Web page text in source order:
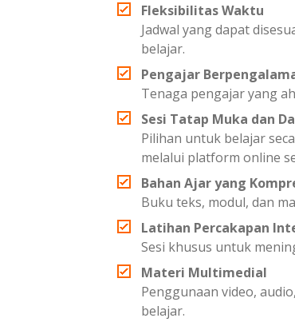
Fleksibilitas Waktu
Jadwal yang dapat
belajar.
Pengajar
Tenaga pengajar yang
Sesi Tatap Muka dan
Pilihan untuk belajar
melalui platform online
Bahan Ajar yang
Buku teks, modul, dan
Latihan Percakapan
Sesi khusus untuk
Materi Multimedial
Penggunaan video,
belajar.